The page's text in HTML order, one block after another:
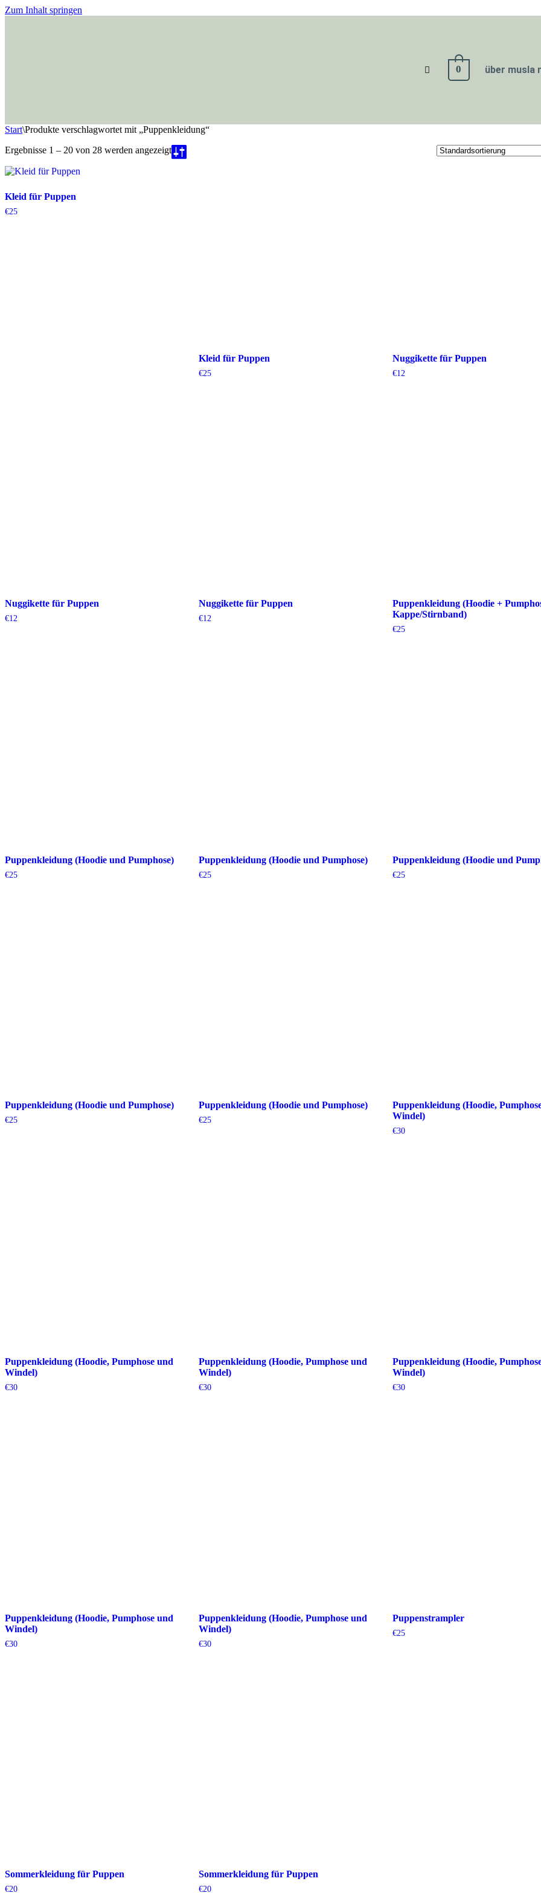
Zum Inhalt springen
0 über musla
Start\Produkte verschlagwortet mit „Puppenkleidung“
Ergebnisse 1 – 20 von 28 werden angezeigt
Kleid für Puppen
€25
Kleid für Puppen
€25
Nuggikette für Puppen
€12
Nuggikette für Puppen
€12
Nuggikette für Puppen
€12
Puppenkleidung (Hoodie +
Kappe/Stirnband)
€25
Puppenkleidung (Hoodie und Pumphose)
€25
Puppenkleidung (Hoodie und Pumphose)
€25
Puppenkleidung (Hoodie und
€25
Puppenkleidung (Hoodie und Pumphose)
€25
Puppenkleidung (Hoodie und Pumphose)
€25
Puppenkleidung (Hoodie,
Windel)
€30
Puppenkleidung (Hoodie, Pumphose und
Windel)
€30
Puppenkleidung (Hoodie, Pumphose und
Windel)
€30
Puppenkleidung (Hoodie,
Windel)
€30
Puppenkleidung (Hoodie, Pumphose und
Windel)
€30
Puppenkleidung (Hoodie, Pumphose und
Windel)
€30
Puppenstrampler
€25
Sommerkleidung für Puppen
€20
Sommerkleidung für Puppen
€20